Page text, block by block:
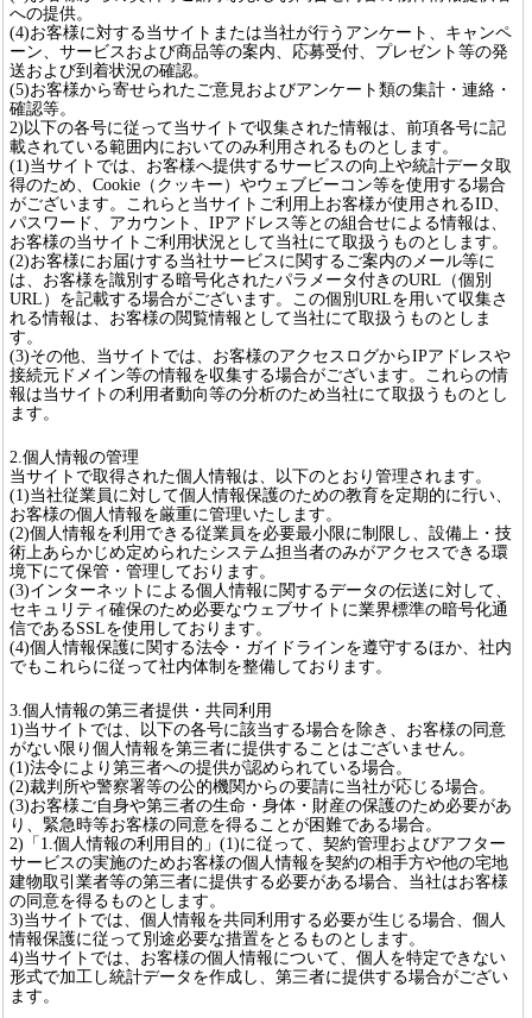
への提供。
(4)お客様に対する当サイトまたは当社が行うアンケート、キャンペ
ーン、サービスおよび商品等の案内、応募受付、プレゼント等の発
送および到着状況の確認。
(5)お客様から寄せられたご意見およびアンケート類の集計・連絡・
確認等。
2)以下の各号に従って当サイトで収集された情報は、前項各号に記
載されている範囲内においてのみ利用されるものとします。
(1)当サイトでは、お客様へ提供するサービスの向上や統計データ取
得のため、Cookie（クッキー）やウェブビーコン等を使用する場合
がございます。これらと当サイトご利用上お客様が使用されるID、
パスワード、アカウント、IPアドレス等との組合せによる情報は、
お客様の当サイトご利用状況として当社にて取扱うものとします。
(2)お客様にお届けする当社サービスに関するご案内のメール等に
は、お客様を識別する暗号化されたパラメータ付きのURL（個別
URL）を記載する場合がございます。この個別URLを用いて収集さ
れる情報は、お客様の閲覧情報として当社にて取扱うものとしま
す。
(3)その他、当サイトでは、お客様のアクセスログからIPアドレスや
接続元ドメイン等の情報を収集する場合がございます。これらの情
報は当サイトの利用者動向等の分析のため当社にて取扱うものとし
ます。
2.個人情報の管理
当サイトで取得された個人情報は、以下のとおり管理されます。
(1)当社従業員に対して個人情報保護のための教育を定期的に行い、
お客様の個人情報を厳重に管理いたします。
(2)個人情報を利用できる従業員を必要最小限に制限し、設備上・技
術上あらかじめ定められたシステム担当者のみがアクセスできる環
境下にて保管・管理しております。
(3)インターネットによる個人情報に関するデータの伝送に対して、
セキュリティ確保のため必要なウェブサイトに業界標準の暗号化通
信であるSSLを使用しております。
(4)個人情報保護に関する法令・ガイドラインを遵守するほか、社内
でもこれらに従って社内体制を整備しております。
3.個人情報の第三者提供・共同利用
1)当サイトでは、以下の各号に該当する場合を除き、お客様の同意
がない限り個人情報を第三者に提供することはございません。
(1)法令により第三者への提供が認められている場合。
(2)裁判所や警察署等の公的機関からの要請に当社が応じる場合。
(3)お客様ご自身や第三者の生命・身体・財産の保護のため必要があ
り、緊急時等お客様の同意を得ることが困難である場合。
2)「1.個人情報の利用目的」(1)に従って、契約管理およびアフター
サービスの実施のためお客様の個人情報を契約の相手方や他の宅地
建物取引業者等の第三者に提供する必要がある場合、当社はお客様
の同意を得るものとします。
3)当サイトでは、個人情報を共同利用する必要が生じる場合、個人
情報保護に従って別途必要な措置をとるものとします。
4)当サイトでは、お客様の個人情報について、個人を特定できない
形式で加工し統計データを作成し、第三者に提供する場合がござい
ます。